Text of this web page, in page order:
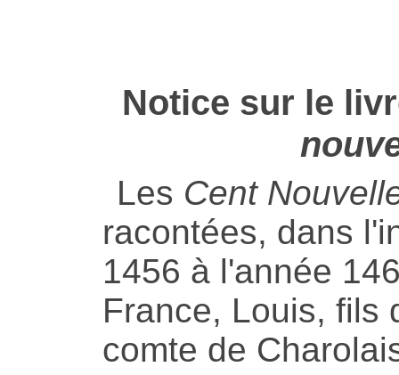
Notice sur le
Les Cent
racontées, dans
1456 à l'année
France, Louis, fils
comte de